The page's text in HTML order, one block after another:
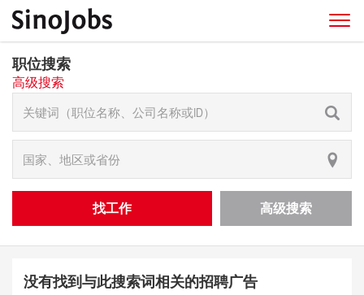
职位搜索
高级搜索
找工作 高级搜索
没有找到与此搜索词相关的招聘广告